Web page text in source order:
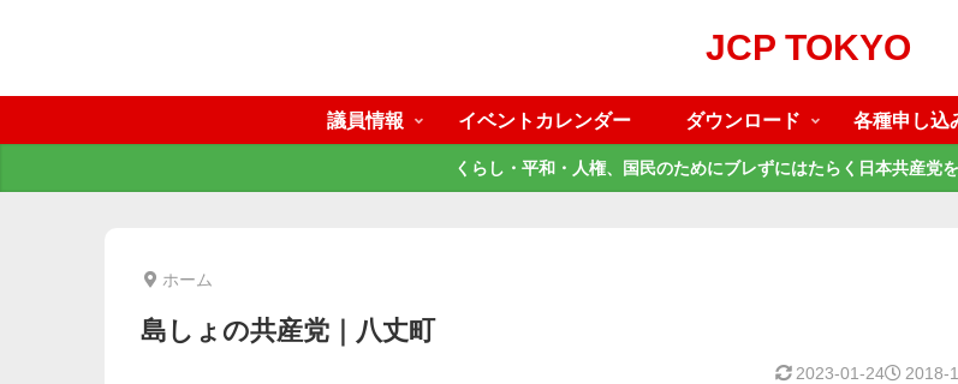
JCP TOKYO
議員情報 イベントカレンダー ダウンロード 各種申し込
くらし・平和・人権、国民のためにブレずにはたらく日本共産党
ホーム
島しょの共産党｜八丈町
2018-
2023-01-24